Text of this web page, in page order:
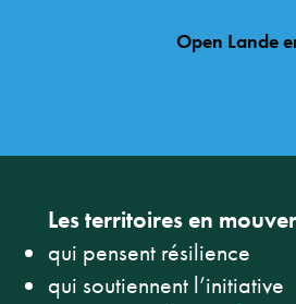
Open Lande
Les territoires en
qui pensent résilience
qui soutiennent l’initiative